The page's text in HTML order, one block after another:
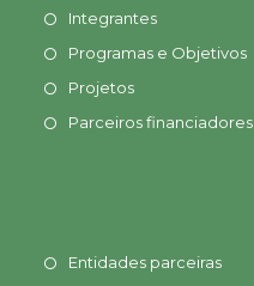
Integrantes
Programas e Objetivos
Projetos
Parceiros financiadores
Entidades parceiras